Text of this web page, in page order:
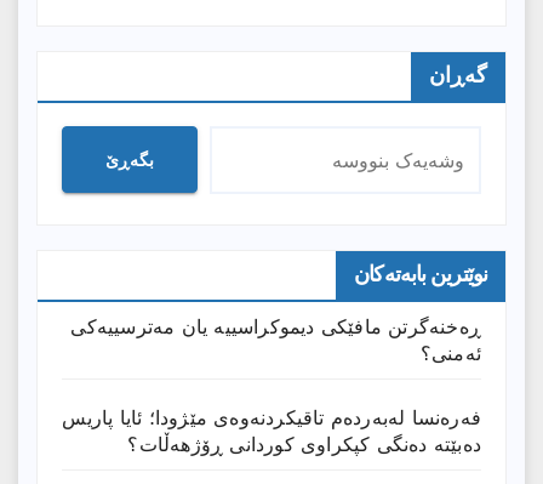
گەڕان
بگەڕێ
نوێترین بابەتەکان
ڕەخنەگرتن مافێکی دیموکراسییە یان مەترسییەکی
ئەمنی؟
فەرەنسا لەبەردەم تاقیکردنەوەی مێژودا؛ ئایا پاریس
دەبێتە دەنگی کپکراوی کوردانی ڕۆژھەڵات؟